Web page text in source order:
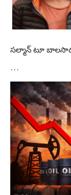
స‌ల్మాన్ టూ
…